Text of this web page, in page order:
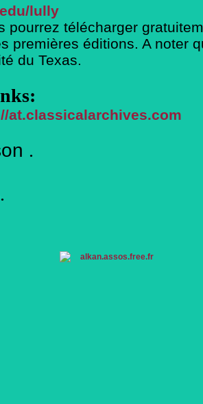
lully
pourrez télécharger
premières éditions. A noter
du Texas.
at.classicalarchives.com
.
alkan.assos.free.fr